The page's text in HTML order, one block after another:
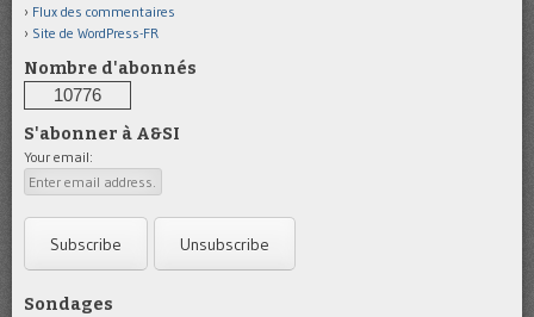
Flux des commentaires
Site de WordPress-FR
Nombre d'abonnés
10776
S'abonner à A&SI
Your email:
Sondages